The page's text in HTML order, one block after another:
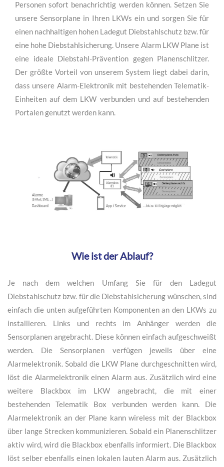
Alarmelektronik mit einer Telematik-Box verbunden, kann
darüber ein Fernalarm gestartet werden, über die mehrere
Personen sofort benachrichtig werden können. Setzen Sie
unsere Sensorplane in Ihren LKWs ein und sorgen Sie für
einen nachhaltigen hohen Ladegut Diebstahlschutz bzw. für
eine hohe Diebstahlsicherung. Unsere Alarm LKW Plane ist
eine ideale Diebstahl-Prävention gegen Planenschlitzer.
Der größte Vorteil von unserem System liegt dabei darin,
dass unsere Alarm-Elektronik mit bestehenden Telematik-
Wie ist der Ablauf?
Je nach dem welchen Umfang Sie für den Ladegut
Diebstahlschutz bzw. für die Diebstahlsicherung wünschen, sind
einfach die unten aufgeführten Komponenten an den LKWs zu
installieren. Links und rechts im Anhänger werden die
Sensorplanen angebracht. Diese können einfach aufgeschweißt
werden. Die Sensorplanen verfügen jeweils über eine
Alarmelektronik. Sobald die LKW Plane durchgeschnitten wird,
löst die Alarmelektronik einen Alarm aus. Zusätzlich wird eine
weitere Blackbox im LKW angebracht, die mit einer
bestehenden Telematik Box verbunden werden kann. Die
Alarmelektronik an der Plane kann wireless mit der Blackbox
über lange Strecken kommunizieren. Sobald ein Planenschlitzer